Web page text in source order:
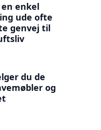
enkel
ude ofte
genvej til
du de
og